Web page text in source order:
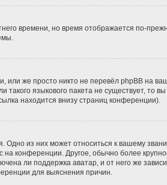
времени, но время отображается по-
же просто никто не перевёл phpBB на
языкового пакета не существует, то
находится внизу страниц конференции).
из них может относиться к вашему
конференции. Другое, обычно более
ли поддержка аватар, и от него же
для выяснения причин.